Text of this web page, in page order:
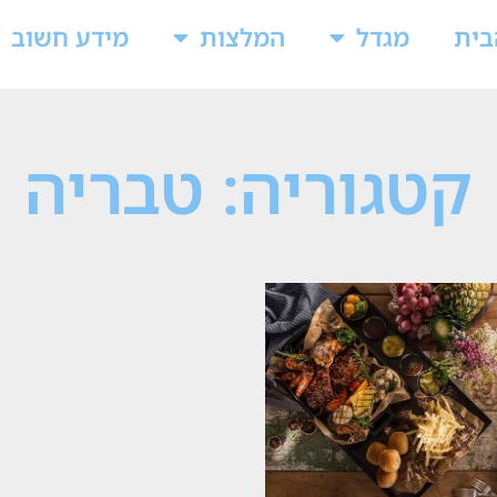
מגדל המלצות מידע חשוב
קטגוריה: טבריה